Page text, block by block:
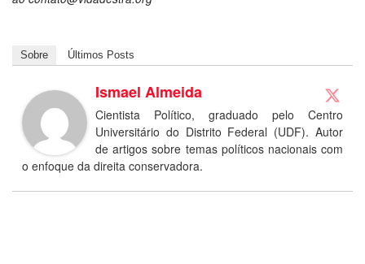
Sobre Últimos Posts
Ismael Almeida
Cientista Político, graduado pelo Centro
Universitário do Distrito Federal (UDF). Autor
de artigos sobre temas políticos nacionais com
o enfoque da direita conservadora.